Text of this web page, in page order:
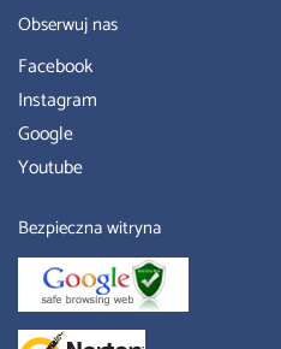
Obserwuj nas
Facebook
Instagram
Google
Youtube
Bezpieczna witryna